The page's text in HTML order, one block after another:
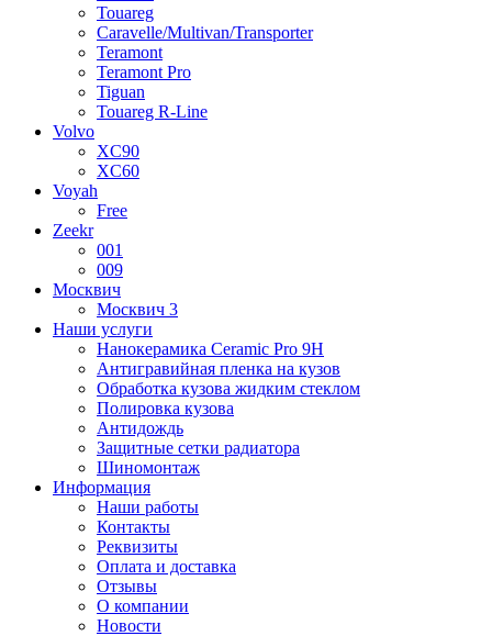
Touareg
Caravelle/Multivan/Transporter
Teramont
Teramont Pro
Tiguan
Touareg R-Line
Volvo
XC90
XC60
Voyah
Free
Zeekr
001
009
Москвич
Москвич 3
Наши услуги
Нанокерамика Ceramic Pro 9H
Антигравийная пленка на кузов
Обработка кузова жидким стеклом
Полировка кузова
Антидождь
Защитные сетки радиатора
Шиномонтаж
Информация
Наши работы
Контакты
Реквизиты
Оплата и доставка
Отзывы
О компании
Новости